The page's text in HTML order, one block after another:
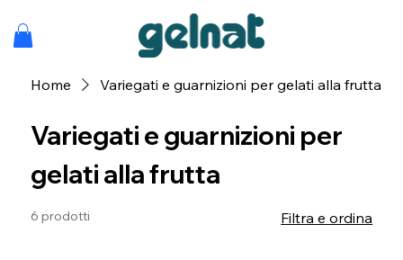
Home Variegati e guarnizioni per gelati alla frutta
Variegati e guarnizioni per
gelati alla frutta
6 prodotti Filtra e ordina